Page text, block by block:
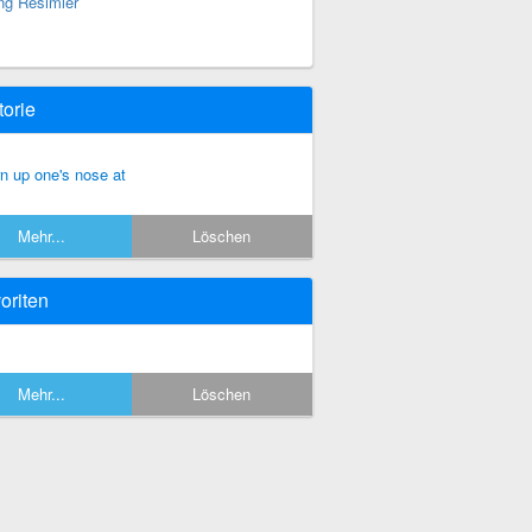
up one's nose at
Mehr... Löschen
Mehr... Löschen